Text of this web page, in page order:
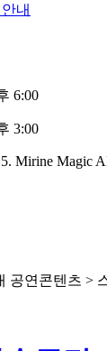
내
6:00
3:00
Mirine Magic
공연콘텐츠 >